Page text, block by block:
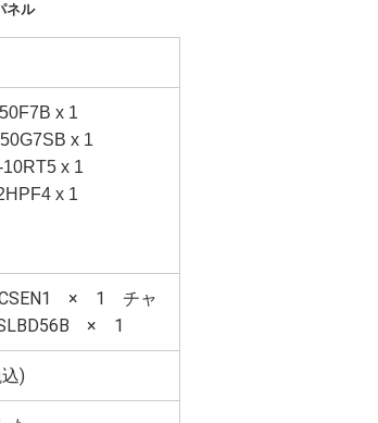
ネル
x 1
x 1
x 1
x 1
× 1 チャ
× 1
)